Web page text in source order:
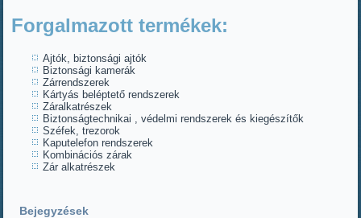
Forgalmazott termékek:
Ajtók, biztonsági ajtók
Biztonsági kamerák
Zárrendszerek
Kártyás beléptető rendszerek
Záralkatrészek
Biztonságtechnikai , védelmi rendszerek és kiegészítők
Széfek, trezorok
Kaputelefon rendszerek
Kombinációs zárak
Zár alkatrészek
Bejegyzések